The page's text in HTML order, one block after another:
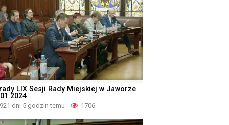
LIX Sesji Rady Miejskiej w Jaworze
921 dni 5 godzin temu 1706